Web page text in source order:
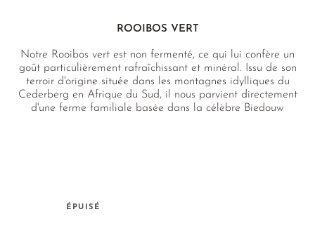
SAUGE CASSIS PÉRUVIENNE
MENTHE POIVRÉE
BOUTONS DE ROSE
SAUGE
CITRONELLE
ROOIBOS VERT
Notre Rooibos vert est non fermenté, ce qui lui confère un
goût particulièrement rafraîchissant et minéral. Issu de son
terroir d'origine située dans les montagnes idylliques du
Cederberg en Afrique du Sud, il nous parvient directement
d'une ferme familiale basée dans la célèbre Biedouw
ÉPUISÉ